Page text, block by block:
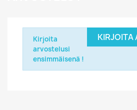
KIRJOITA
Kirjoita
arvostelusi
ensimmäisenä !